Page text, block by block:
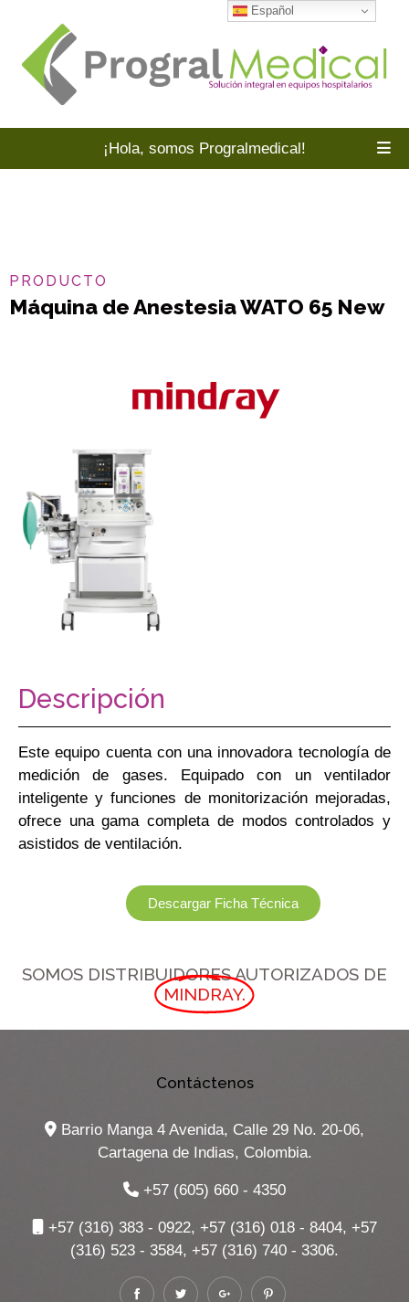
¡Hola, somos Progralmedical!
PRODUCTO
Máquina de Anestesia WATO 65 New
Descripción
Este equipo cuenta con una innovadora tecnología de
medición de gases. Equipado con un ventilador
inteligente y funciones de monitorización mejoradas,
ofrece una gama completa de modos controlados y
asistidos de ventilación.
Descargar Ficha Técnica
SOMOS DISTRIBUIDORES AUTORIZADOS DE
MINDRAY.
Contáctenos
Barrio Manga 4 Avenida, Calle 29 No. 20-06,
Cartagena de Indias, Colombia.
+57 (605) 660 - 4350
+57 (316) 383 - 0922, +57 (316) 018 - 8404, +57
(316) 523 - 3584, +57 (316) 740 - 3306.
Español